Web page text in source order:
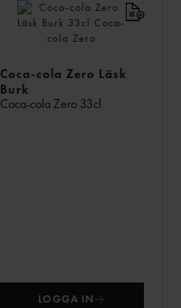
Coca-cola Zero Läsk
Burk
Coca-cola Zero 33cl
LOGGA IN